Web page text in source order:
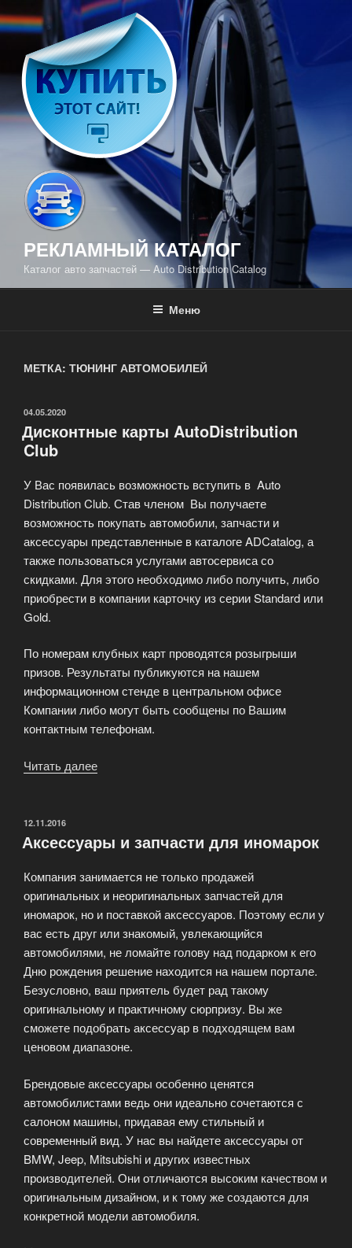
к
содержимому
РЕКЛАМНЫЙ КАТАЛОГ
Каталог авто запчастей — Auto Distribution Catalog
Меню
МЕТКА: ТЮНИНГ АВТОМОБИЛЕЙ
ОПУБЛИКОВАНО
04.05.2020
Дисконтные карты AutoDistribution
Club
У Вас появилась возможность вступить в Auto
Distribution Club. Став членом Вы получаете
возможность покупать автомобили, запчасти и
аксессуары представленные в каталоге ADCatalog, а
также пользоваться услугами автосервиса со
скидками. Для этого необходимо либо получить, либо
приобрести в компании карточку из серии Standard или
Gold.
По номерам клубных карт проводятся розыгрыши
призов. Результаты публикуются на нашем
информационном стенде в центральном офисе
Компании либо могут быть сообщены по Вашим
контактным телефонам.
Читать далее
ОПУБЛИКОВАНО
12.11.2016
Аксессуары и запчасти для иномарок
Компания занимается не только продажей
оригинальных и неоригинальных запчастей для
иномарок, но и поставкой аксессуаров. Поэтому если у
вас есть друг или знакомый, увлекающийся
автомобилями, не ломайте голову над подарком к его
Дню рождения решение находится на нашем портале.
Безусловно, ваш приятель будет рад такому
оригинальному и практичному сюрпризу. Вы же
сможете подобрать аксессуар в подходящем вам
ценовом диапазоне.
Брендовые аксессуары особенно ценятся
автомобилистами ведь они идеально сочетаются с
салоном машины, придавая ему стильный и
современный вид. У нас вы найдете аксессуары от
BMW, Jeep, Mitsubishi и других известных
производителей. Они отличаются высоким качеством и
оригинальным дизайном, и к тому же создаются для
конкретной модели автомобиля.